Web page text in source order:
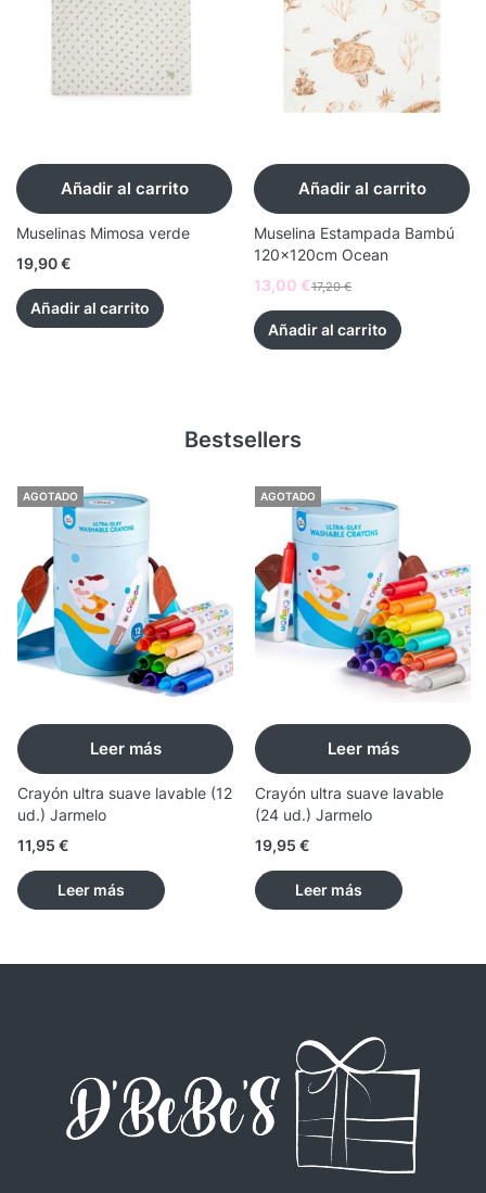
Añadir al carrito
Muselinas Mimosa verde
19,90€
Añadir al carrito
Añadir al carrito
Muselina Estampada Bambú
120x120cm Ocean
17,20€
13,00 €
Añadir al carrito
Bestsellers
AGOTADO
Leer más
Crayón ultra suave lavable (12
ud.) Jarmelo
11,95 €
Leer más
AGOTADO
Leer más
Crayón ultra suave lavable
(24 ud.) Jarmelo
19,95 €
Leer más